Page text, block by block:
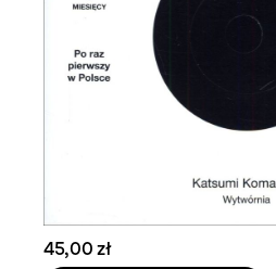
45,00 zł